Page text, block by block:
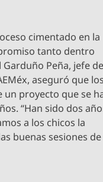
cimentado en la
tanto dentro
Peña, jefe
aseguró que
un proyecto que se
“Han sido dos
a los chicos la
buenas sesiones de